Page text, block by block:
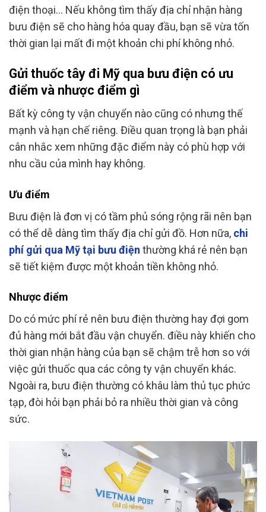
điện thoại… Nếu không tìm thấy địa chỉ nhận hàng
bưu điện sẽ cho hàng hóa quay đầu, bạn sẽ vừa tốn
thời gian lại mất đi một khoản chi phí không nhỏ.
Gửi thuốc tây đi Mỹ qua bưu điện có ưu
điểm và nhược điểm gì
Bất kỳ công ty vận chuyển nào cũng có nhưng thế
mạnh và hạn chế riêng. Điều quan trọng là bạn phải
cân nhắc xem những đặc điểm này có phù hợp với
nhu cầu của mình hay không.
Ưu điểm
Bưu điện là đơn vị có tầm phủ sóng rộng rãi nên bạn
có thể dễ dàng tìm thấy địa chỉ gửi đồ. Hơn nữa, chi
phí gửi qua Mỹ tại bưu điện thường khá rẻ nên bạn
sẽ tiết kiệm được một khoản tiền không nhỏ.
Nhược điểm
Do có mức phí rẻ nên bưu điện thường hay đợi gom
đủ hàng mới bắt đầu vận chuyển. điều này khiến cho
thời gian nhận hàng của bạn sẽ chậm trễ hơn so với
việc gửi thuốc qua các công ty vận chuyển khác.
Ngoài ra, bưu điện thường có khâu làm thủ tục phức
tạp, đòi hỏi bạn phải bỏ ra nhiều thời gian và công
sức.